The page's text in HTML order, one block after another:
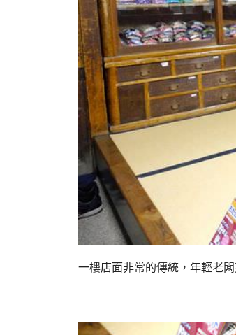
一樓店面非常的傳統，年輕老